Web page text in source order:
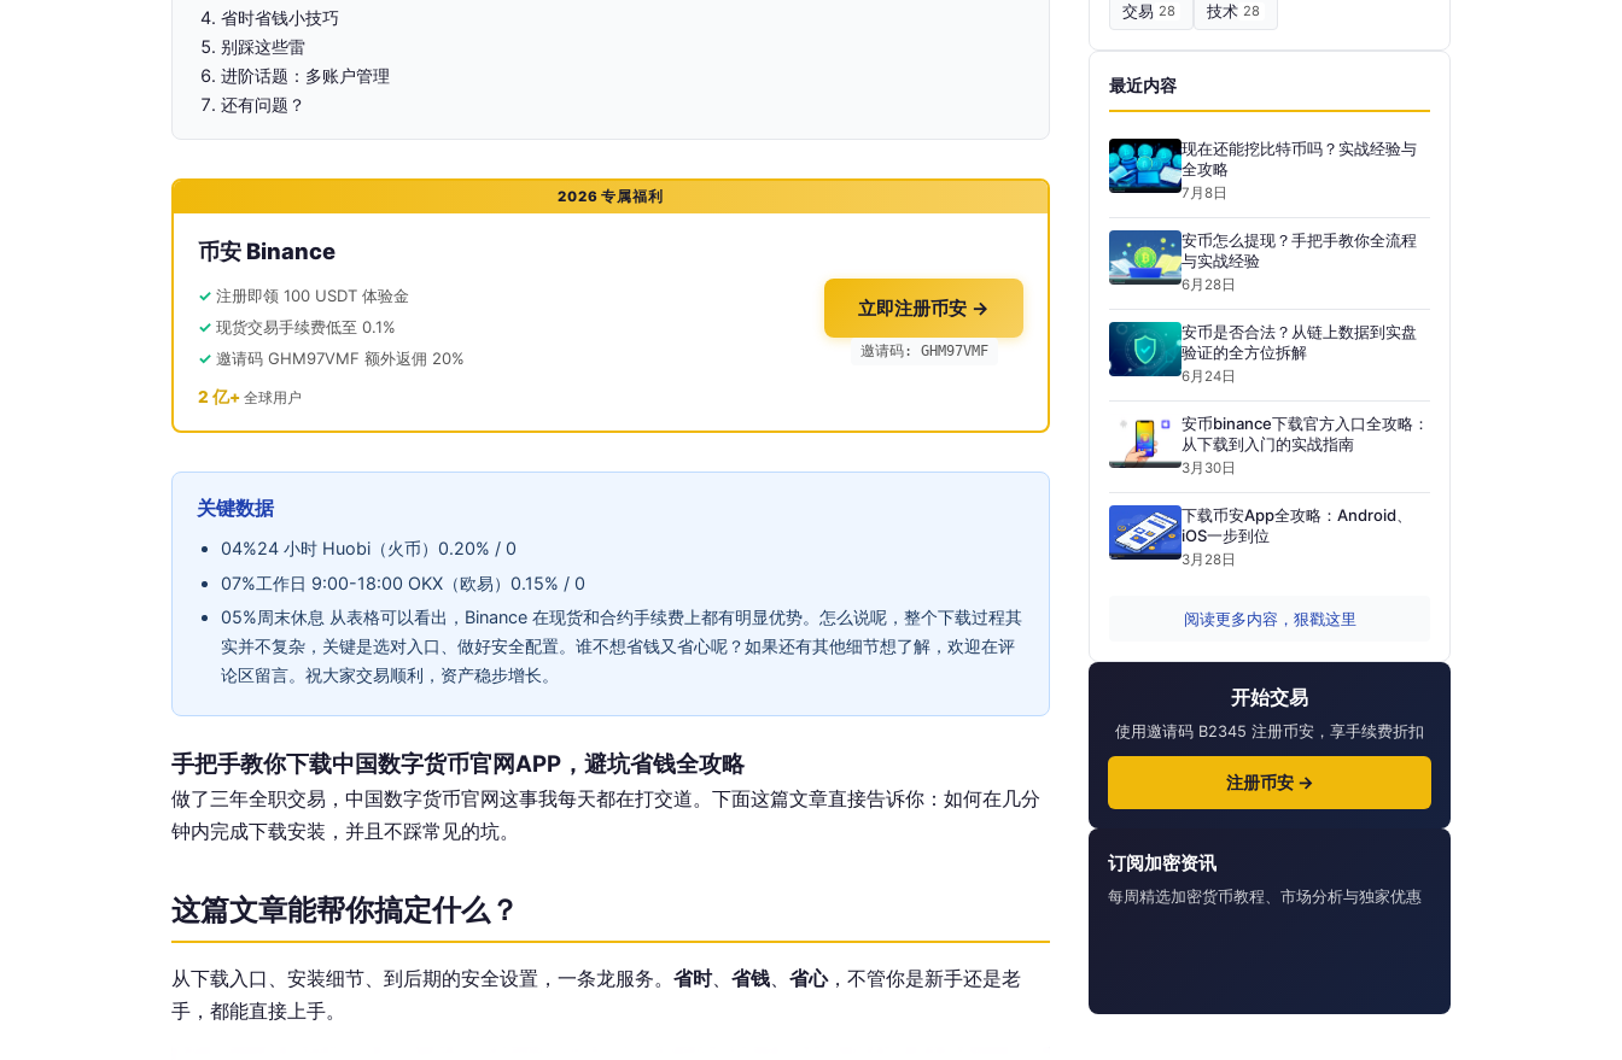
省时省钱小技巧
别踩这些雷
进阶话题：多账户管理
还有问题？
2026 专属福利
币安 Binance
注册即领 100 USDT 体验金
现货交易手续费低至 0.1%
邀请码 GHM97VMF 额外返佣 20%
2 亿+ 全球用户
立即注册币安 →
邀请码: GHM97VMF
关键数据
04%24 小时 Huobi（火币）0.20% / 0
07%工作日 9:00-18:00 OKX（欧易）0.15% / 0
05%周末休息 从表格可以看出，Binance 在现货和合约手续费上都有明显优势。怎么说呢，整个下载过程其
实并不复杂，关键是选对入口、做好安全配置。谁不想省钱又省心呢？如果还有其他细节想了解，欢迎在评
论区留言。祝大家交易顺利，资产稳步增长。
手把手教你下载中国数字货币官网APP，避坑省钱全攻略
做了三年全职交易，中国数字货币官网这事我每天都在打交道。下面这篇文章直接告诉你：如何在几分
钟内完成下载安装，并且不踩常见的坑。
这篇文章能帮你搞定什么？
从下载入口、安装细节、到后期的安全设置，一条龙服务。 省时、 省钱 省心，不管你是新手还是老
手，都能直接上手。
交易 28 技术 28
最近内容
现在还能挖比特币吗？实战经验与
全攻略
7月8日
安币怎么提现？手把手教你全流程
与实战经验
6月28日
安币是否合法？从链上数据到实盘
验证的全方位拆解
6月24日
安币binance下载官方入口全攻略：
从下载到入门的实战指南
3月30日
下载币安App全攻略：Android、
iOS一步到位
3月28日
阅读更多内容，狠戳这里
开始交易
使用邀请码 B2345 注册币安，享手续费折扣
注册币安 →
订阅加密资讯
每周精选加密货币教程、市场分析与独家优惠